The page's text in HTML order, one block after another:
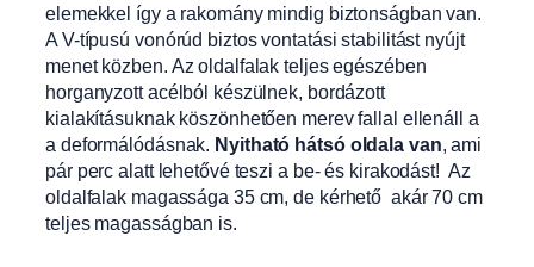
elemekkel így a rakomány mindig biztonságban van.
A V-típusú vonórúd biztos vontatási stabilitást nyújt
menet közben. Az oldalfalak teljes egészében
horganyzott acélból készülnek, bordázott
kialakításuknak köszönhetően merev fallal ellenáll a
a deformálódásnak. Nyitható hátsó oldala van, ami
pár perc alatt lehetővé teszi a be- és kirakodást! Az
oldalfalak magassága 35 cm, de kérhető akár 70 cm
teljes magasságban is.